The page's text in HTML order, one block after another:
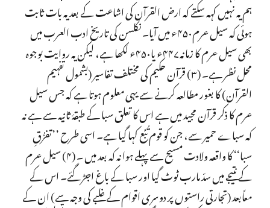
ہم یہ نہیں کہہ سکتے کہ ارض القرآن کی اشاعت کے بعد یہ بات ثابت
ہوئی کہ سیل عرم۴۵۰ء میں آیا۔ نکلسن کی تاریخ ادب العرب میں
بھی سیل عرم کا زمانہ۴۴۷ء یا۴۵۰ء لکھا ہے، لیکن یہ روایت بوجوہ
محل نظر ہے۔ (۳) قرآن حکیم کی مختلف تفاسیر (بشمول تفہیم
القرآن) کا بغور مطالعہ کرنے سے یہی معلوم ہوتا ہے کہ جس سیل
عرم کا ذکر قرآن مجید میں ہے اس کا تعلق سبا کے طبقۂ ثانیہ سے ہے نہ
کہ سباے حمیر سے، جن کو قوم تُبَّع کہا گیا ہے۔ اسی طرح ’’تفرُّقِ
سبا‘‘ کا واقعہ ولادت مسیح سے پہلے ہوا نہ کہ بعد میں ۔ (۴) سیل عرم
کے نتیجے میں سدّ مارب ٹوٹ گیا اور سبا کے باغ اجڑ گئے۔ اس کے
معاًبعد (تجارتی راستوں پر دوسری اقوام کے غلبے کی وجہ سے) ان کے